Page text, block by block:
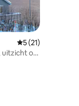
Gemiddelde
5 (21)
uitzicht op